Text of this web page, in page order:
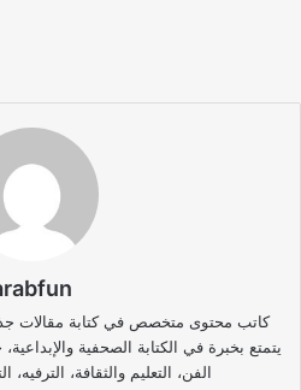
كاتب محتوى متخصص في كتابة مقالات
يتمتع بخبرة في الكتابة الصحفية
الفن، التعليم والثقافة، الترفيه،